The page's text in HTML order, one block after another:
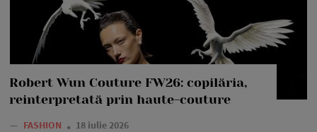
Robert Wun Couture FW26: copilăria,
reinterpretată prin haute-couture
— FASHION 18 iulie 2026